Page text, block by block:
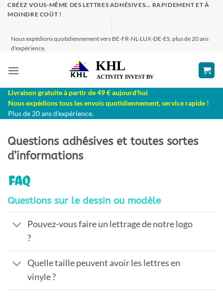
Passer
CRÉEZ VOUS-MÊME DES LETTRES ADHÉSIVES... RAPIDEMENT ET À
MOINDRE COÛT !
Nous expédions quotidiennement vers BE-FR-NL-LUX-DE-ES, plus de 20 ans
d'expérience.
Livraison gratuite à partir de 49 € aujourd'hui
Nous expédions tous les envois quotidiennement, service rapide !
Plus de 20 ans d'expérience.
Questions adhésives et toutes sortes
d’informations
Questions sur le dessin ou modèle
Pouvez-vous faire un lettrage de notre logo
?
Quelle taille peuvent avoir les lettres en
vinyle ?